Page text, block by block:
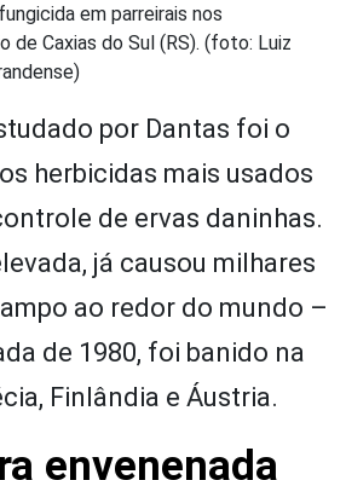
em parreirais nos
de Caxias do Sul (RS). (foto: Luiz
por Dantas foi o
herbicidas mais usados
de ervas daninhas.
já causou milhares
ao redor do mundo –
de 1980, foi banido na
Finlândia e Áustria.
envenenada